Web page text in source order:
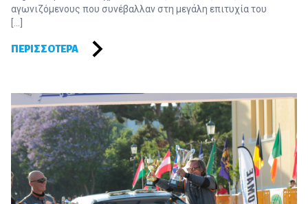
αγωνιζόμενους που συνέβαλλαν στη μεγάλη επιτυχία του
ΠΕΡΙΣΣΌΤΕΡΑ